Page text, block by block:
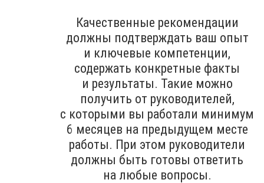
Качественные рекомендации
должны подтверждать ваш опыт
и ключевые компетенции,
содержать конкретные факты
и результаты. Такие можно
получить от руководителей,
с которыми вы работали минимум
6 месяцев на предыдущем месте
работы. При этом руководители
должны быть готовы ответить
на любые вопросы.